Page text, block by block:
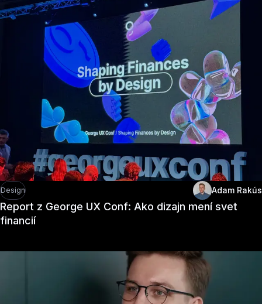
Design Adam Rakús
Report z George UX Conf: Ako dizajn mení svet
financií